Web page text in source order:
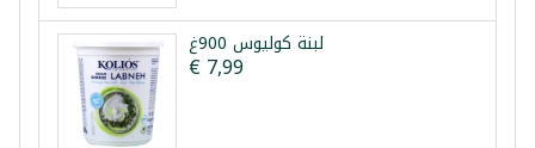
لبنة كوليوس 900غ
€ 7,99